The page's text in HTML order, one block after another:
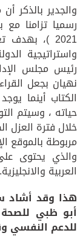
والجدير بالذكر أن
رسميا تزامنا
2021 ) ، بهدف
واستراتيجية
رئيس مجلس
نهيان بجعل
الكتاب أينما
حياته ، وسيتم
خلال فترة العزل
مربوطة بالموقع
والذي يحتوى
العربية والانجليزية.
هذا وقد أشاد
أبو ظبي للصحة
للدعم النفسي